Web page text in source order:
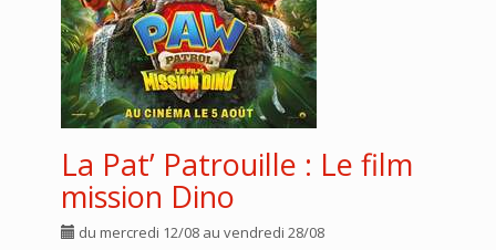
La Pat’ Patrouille : Le film
mission Dino
du mercredi 12/08 au vendredi 28/08